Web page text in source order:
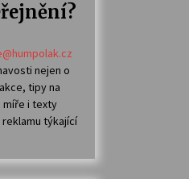
nejen o
tipy na
míře i texty
týkající